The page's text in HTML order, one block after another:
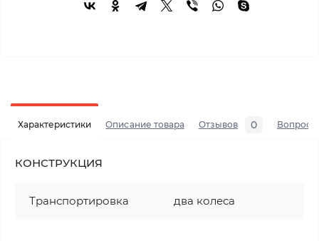
Характеристики Описание товара Отзывов 0 Вопросы
КОНСТРУКЦИЯ
Транспортировка два колеса